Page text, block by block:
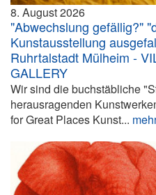
8. August 2026
"Abwechslung gefällig?"
Kunstausstellung
Ruhrtalstadt Mülheim -
GALLERY
Wir sind die buchstäbliche
herausragenden
for Great Places Kunst...